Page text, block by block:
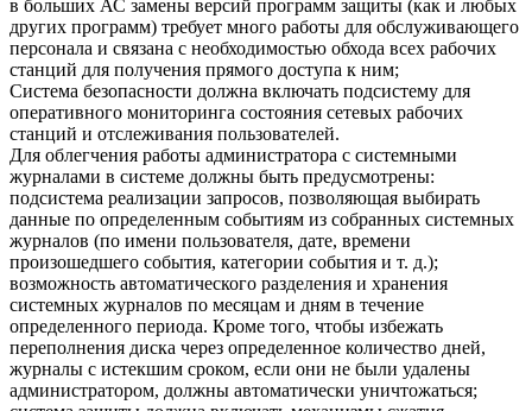
в больших АС замены версий программ защиты (как и любых
других программ) требует много работы для обслуживающего
персонала и связана с необходимостью обхода всех рабочих
станций для получения прямого доступа к ним;
Система безопасности должна включать подсистему для
оперативного мониторинга состояния сетевых рабочих
станций и отслеживания пользователей.
Для облегчения работы администратора с системными
журналами в системе должны быть предусмотрены:
подсистема реализации запросов, позволяющая выбирать
данные по определенным событиям из собранных системных
журналов (по имени пользователя, дате, времени
произошедшего события, категории события и т. д.);
возможность автоматического разделения и хранения
системных журналов по месяцам и дням в течение
определенного периода. Кроме того, чтобы избежать
переполнения диска через определенное количество дней,
журналы с истекшим сроком, если они не были удалены
администратором, должны автоматически уничтожаться;